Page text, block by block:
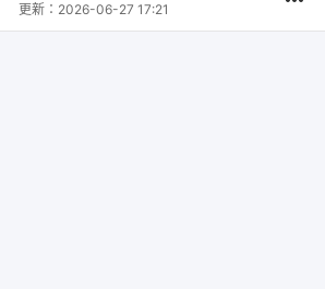
更新： 2026-06-27 17:21